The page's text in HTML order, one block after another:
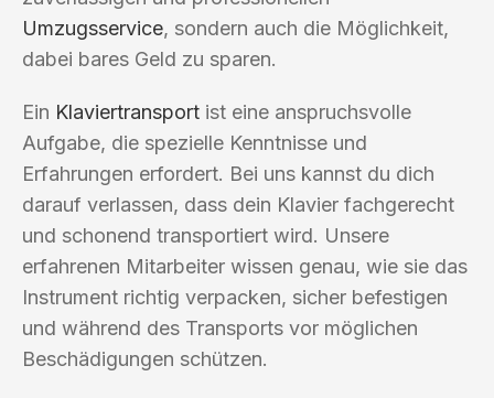
Umzugsservice, sondern auch die Möglichkeit,
dabei bares Geld zu sparen.
Ein Klaviertransport ist eine anspruchsvolle
Aufgabe, die spezielle Kenntnisse und
Erfahrungen erfordert. Bei uns kannst du dich
darauf verlassen, dass dein Klavier fachgerecht
und schonend transportiert wird. Unsere
erfahrenen Mitarbeiter wissen genau, wie sie das
Instrument richtig verpacken, sicher befestigen
und während des Transports vor möglichen
Beschädigungen schützen.